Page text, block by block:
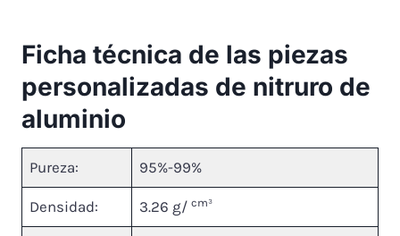
Ficha técnica de las piezas
personalizadas de nitruro de
aluminio
Pureza: 95%-99%
Densidad: 3.26 g/ cm³